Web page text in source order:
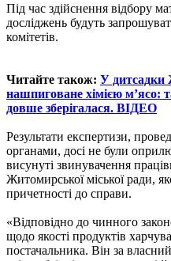
Під час здійснення відбору
досліджень будуть
комітетів.
Читайте також: У
нашпиговане хімією м’ясо:
довше зберігалася. ВІДЕО
Результати експертизи,
органами, досі не були
висунуті звинувачення
Житомирської міської ради,
причетності до справи.
«Відповідно до чинного
щодо якості продуктів
постачальника. Він за